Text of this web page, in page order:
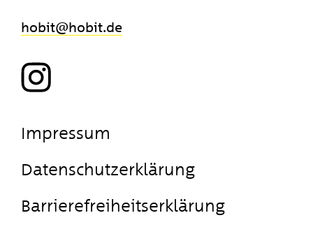
hobit ​hobit.de
Impressum
Datenschutzerklärung
Barrierefreiheitserklärung